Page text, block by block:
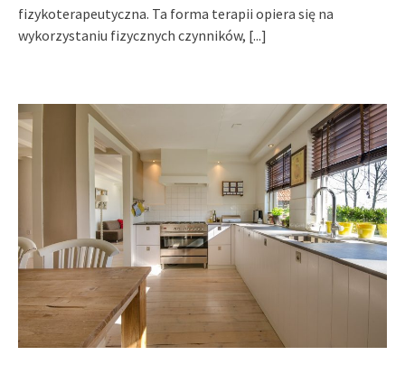
fizykoterapeutyczna. Ta forma terapii opiera się na
wykorzystaniu fizycznych czynników, [...]